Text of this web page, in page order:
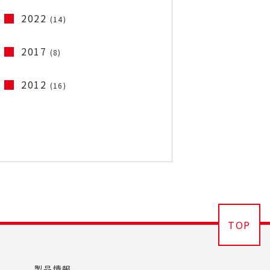
2022 (14)
2017 (8)
2012 (16)
TOP